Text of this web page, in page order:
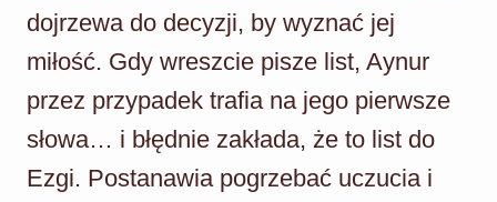
dojrzewa do decyzji, by wyznać jej
miłość. Gdy wreszcie pisze list, Aynur
przez przypadek trafia na jego pierwsze
słowa… i błędnie zakłada, że to list do
Ezgi. Postanawia pogrzebać uczucia i